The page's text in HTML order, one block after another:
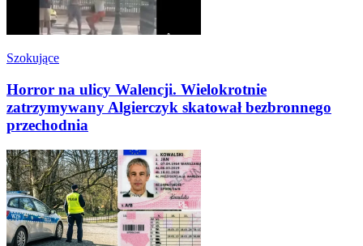
Szokujące
Horror na ulicy Walencji. Wielokrotnie
zatrzymywany Algierczyk skatował bezbronnego
przechodnia